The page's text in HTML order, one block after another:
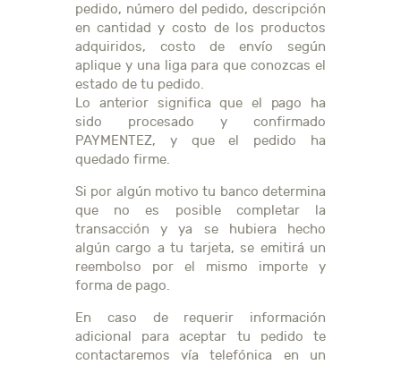
pedido, número del pedido, descripción
en cantidad y costo de los productos
adquiridos, costo de envío según
aplique y una liga para que conozcas el
estado de tu pedido.
Lo anterior significa que el pago ha
sido procesado y confirmado
PAYMENTEZ, y que el pedido ha
quedado firme.
Si por algún motivo tu banco determina
que no es posible completar la
transacción y ya se hubiera hecho
algún cargo a tu tarjeta, se emitirá un
reembolso por el mismo importe y
forma de pago.
En caso de requerir información
adicional para aceptar tu pedido te
contactaremos vía telefónica en un